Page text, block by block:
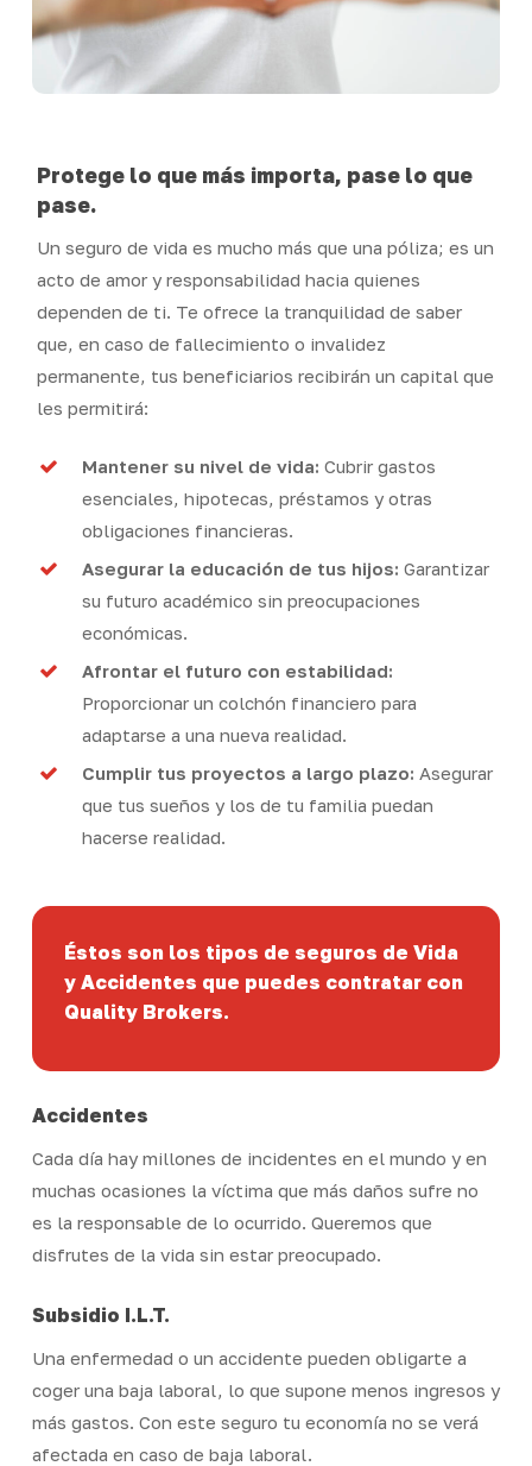
Protege lo que más importa, pase lo que
pase.
Un seguro de vida es mucho más que una póliza; es un
acto de amor y responsabilidad hacia quienes
dependen de ti. Te ofrece la tranquilidad de saber
que, en caso de fallecimiento o invalidez
permanente, tus beneficiarios recibirán un capital que
les permitirá:
Mantener su nivel de vida: Cubrir gastos
esenciales, hipotecas, préstamos y otras
obligaciones financieras.
Asegurar la educación de tus hijos: Garantizar
su futuro académico sin preocupaciones
económicas.
Afrontar el futuro con estabilidad:
Proporcionar un colchón financiero para
adaptarse a una nueva realidad.
Cumplir tus proyectos a largo plazo: Asegurar
que tus sueños y los de tu familia puedan
hacerse realidad.
Éstos son los tipos de seguros de Vida
y Accidentes que puedes contratar con
Quality Brokers.
Accidentes
Cada día hay millones de incidentes en el mundo y en
muchas ocasiones la víctima que más daños sufre no
es la responsable de lo ocurrido. Queremos que
disfrutes de la vida sin estar preocupado.
Subsidio I.L.T.
Una enfermedad o un accidente pueden obligarte a
coger una baja laboral, lo que supone menos ingresos y
más gastos. Con este seguro tu economía no se verá
afectada en caso de baja laboral.